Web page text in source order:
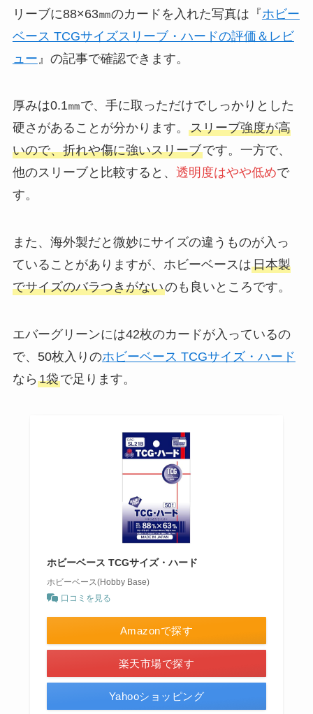
リーブに88×63㎜のカードを入れた写真は『ホビー
ベース TCGサイズスリーブ・ハードの評価＆レビ
ュー 』の記事で確認できます。
厚みは0.1㎜で、手に取っただけでしっかりとした
硬さがあることが分かります。 スリーブ強度が高
いので、折れや傷に強いスリーブです。一方で、
他のスリーブと比較すると、 透明度はやや低めで
す。
また、海外製だと微妙にサイズの違うものが入っ
ていることがありますが、ホビーベースは日本製
でサイズのバラつきがないのも良いところです。
エバーグリーンには42枚のカードが入っているの
で、50枚入りのホビーベース TCGサイズ・ハード
なら 1袋で足ります。
ホビーベース TCGサイズ・ハード
ホビーベース(Hobby Base)
口コミを見る
Amazonで探す
楽天市場で探す
Yahooショッピング